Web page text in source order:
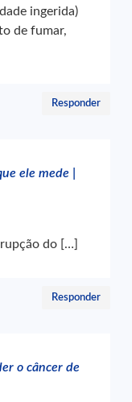
ingerida)
de fumar,
Responder
ele mede |
do […]
Responder
o câncer de